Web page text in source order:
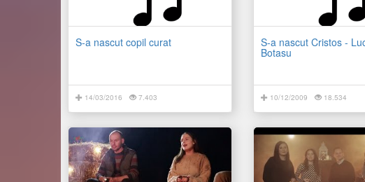
S-a nascut copil curat
14/03/2016 7.403
S-a nascut Cristos -
Botasu
10/12/2009 18.534